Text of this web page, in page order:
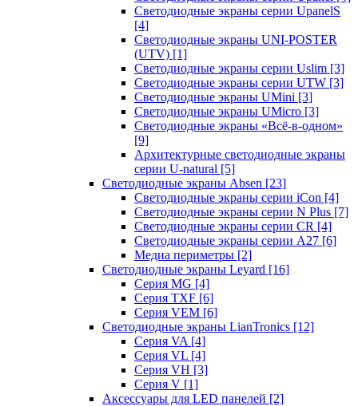
Светодиодные экраны серии UpanelS
[4]
Светодиодные экраны UNI-POSTER
(UTV) [1]
Светодиодные экраны серии Uslim [3]
Светодиодные экраны серии UTW [3]
Светодиодные экраны UMini [3]
Светодиодные экраны UMicro [3]
Светодиодные экраны «Всё-в-одном»
[9]
Архитектурные светодиодные экраны
серии U-natural [5]
Светодиодные экраны Absen [23]
Светодиодные экраны серии iCon [4]
Светодиодные экраны серии N Plus [7]
Светодиодные экраны серии CR [4]
Светодиодные экраны серии А27 [6]
Медиа периметры [2]
Светодиодные экраны Leyard [16]
Серия MG [4]
Серия TXF [6]
Серия VEM [6]
Светодиодные экраны LianTronics [12]
Серия VA [4]
Серия VL [4]
Серия VH [3]
Серия V [1]
Аксессуары для LED панелей [2]